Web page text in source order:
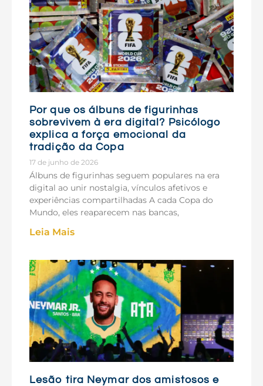
Por que os álbuns de figurinhas
sobrevivem à era digital? Psicólogo
explica a força emocional da
tradição da Copa
17 de junho de 2026
Álbuns de figurinhas seguem populares na era
digital ao unir nostalgia, vínculos afetivos e
experiências compartilhadas A cada Copa do
Mundo, eles reaparecem nas bancas,
Leia Mais
Lesão tira Neymar dos amistosos e